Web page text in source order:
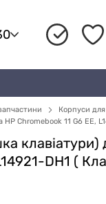
Корпуси для
Chromebook 11 G6 EE,
клавіатури)
DH1 (